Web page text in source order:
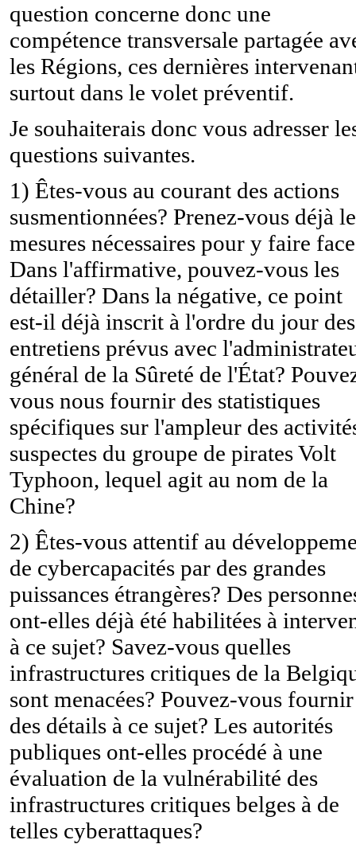
question concerne donc une
compétence transversale partagée
les Régions, ces dernières
surtout dans le volet préventif.
Je souhaiterais donc vous adresser
questions suivantes.
1) Êtes-vous au courant des actions
susmentionnées? Prenez-vous déjà
mesures nécessaires pour y faire
Dans l'affirmative, pouvez-vous les
détailler? Dans la négative, ce point
est-il déjà inscrit à l'ordre du jour des
entretiens prévus avec
général de la Sûreté de l'État?
vous nous fournir des statistiques
spécifiques sur l'ampleur des
suspectes du groupe de pirates Volt
Typhoon, lequel agit au nom de la
Chine?
2) Êtes-vous attentif au
de cybercapacités par des grandes
puissances étrangères? Des
ont-elles déjà été habilitées à
à ce sujet? Savez-vous quelles
infrastructures critiques de la
sont menacées? Pouvez-vous fournir
des détails à ce sujet? Les autorités
publiques ont-elles procédé à une
évaluation de la vulnérabilité des
infrastructures critiques belges à de
telles cyberattaques?